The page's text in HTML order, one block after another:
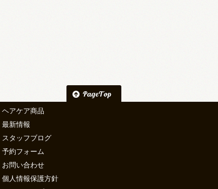
ヘアケア商品
最新情報
スタッフブログ
予約フォーム
お問い合わせ
個人情報保護方針